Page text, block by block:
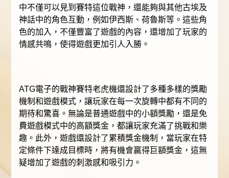
中不僅可以見到賽特這位戰神，還能夠與其他古埃及
神話中的角色互動，例如伊西斯、荷魯斯等。這些角
色的加入，不僅豐富了遊戲的內容，還增加了玩家的
情感共鳴，使得遊戲更加引人入勝。
ATG電子的戰神賽特老虎機還設計了多種多樣的獎勵
機制和遊戲模式，讓玩家在每一次旋轉中都有不同的
期待和驚喜。無論是普通遊戲中的小額獎勵，還是免
費遊戲模式中的高額獎金，都讓玩家充滿了挑戰和樂
趣。此外，遊戲還設計了累積獎金機制，當玩家在特
定條件下達成目標時，將有機會贏得巨額獎金，這無
疑增加了遊戲的刺激感和吸引力。